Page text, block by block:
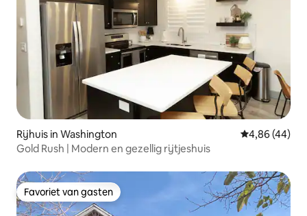
Rijhuis in Washington Gemiddelde
4,86 (44)
Gold Rush | Modern en gezellig rijtjeshuis
Favoriet van gasten
Favoriet van gasten